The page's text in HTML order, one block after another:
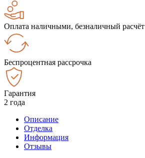
Оплата наличными, безналичный расчёт
Беспроцентная рассрочка
Гарантия
2 года
Описание
Отделка
Информация
Отзывы